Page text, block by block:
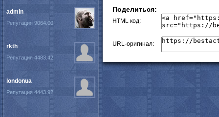
Поделиться:
HTML код:
URL-оригинал:
admin
Репутация 9064.00
rkth
Репутация 4483.42
londonua
Репутация 4443.92